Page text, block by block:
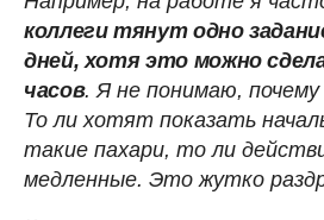
коллеги тянут одно
дней, хотя это можно
часов. Я не понимаю,
То ли хотят показать
такие пахари, то ли
медленные. Это жутко